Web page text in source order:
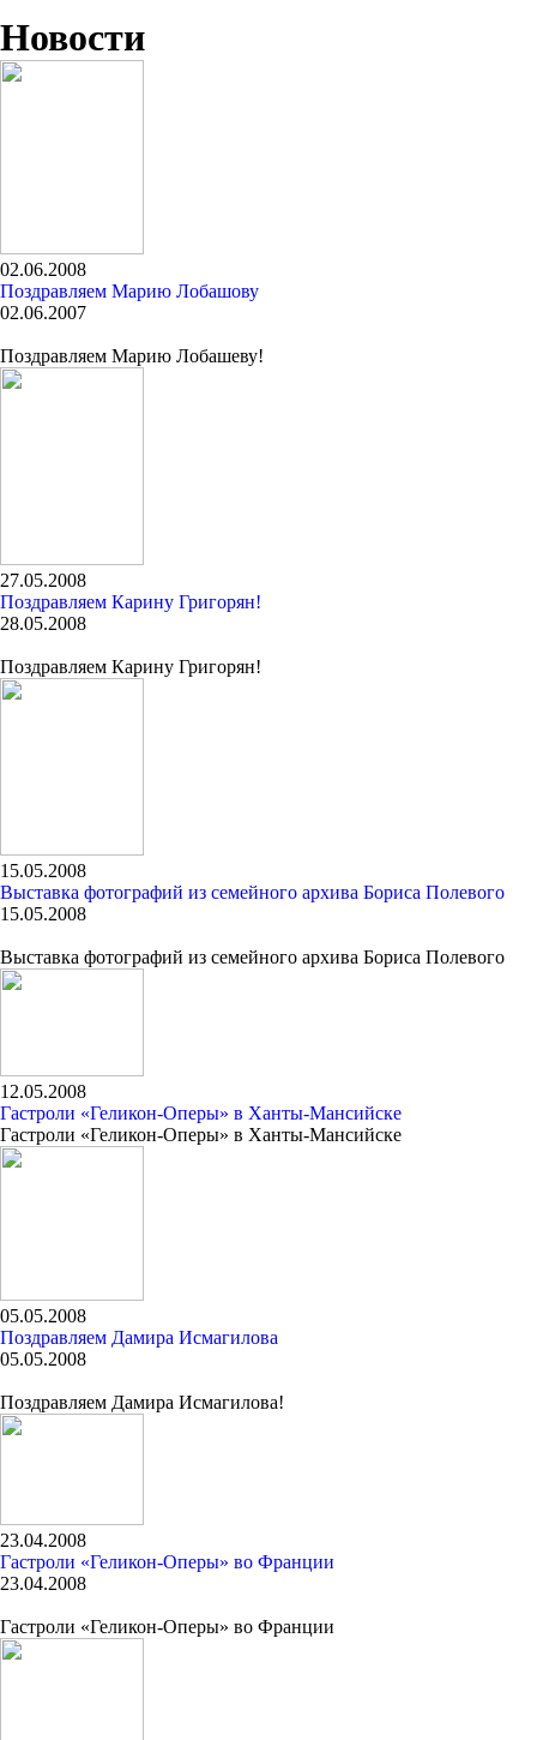
Новости
02.06.2008
Поздравляем Марию Лобашову
02.06.2007
Поздравляем Марию Лобашеву!
27.05.2008
Поздравляем Карину Григорян!
28.05.2008
Поздравляем Карину Григорян!
15.05.2008
Выставка фотографий из семейного архива Бориса Полевого
15.05.2008
Выставка фотографий из семейного архива Бориса Полевого
12.05.2008
Гастроли «Геликон-Оперы» в Ханты-Мансийске
Гастроли «Геликон-Оперы» в Ханты-Мансийске
05.05.2008
Поздравляем Дамира Исмагилова
05.05.2008
Поздравляем Дамира Исмагилова!
23.04.2008
Гастроли «Геликон-Оперы» во Франции
23.04.2008
Гастроли «Геликон-Оперы» во Франции